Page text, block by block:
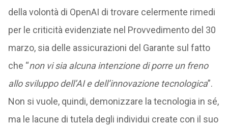
della volontà di OpenAI di trovare celermente rimedi
per le criticità evidenziate nel Provvedimento del 30
marzo, sia delle assicurazioni del Garante sul fatto
che “non vi sia alcuna intenzione di porre un freno
allo sviluppo dell’AI e dell’innovazione tecnologica”.
Non si vuole, quindi, demonizzare la tecnologia in sé,
ma le lacune di tutela degli individui create con il suo